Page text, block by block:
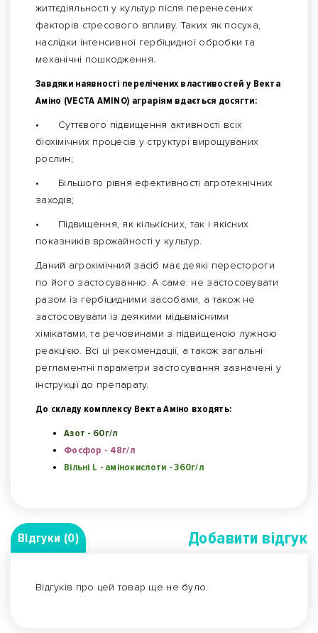
життєдіяльності у культур після перенесених
факторів стресового впливу. Таких як посуха,
наслідки інтенсивної гербіцидної обробки та
механічні пошкодження.
Завдяки наявності перелічених властивостей у Векта
Аміно (VECTA AMINO) аграріям вдається досягти:
•
Суттєвого підвищення активності всіх
біохімічних процесів у структурі вирощуваних
рослин;
•
Більшого рівня ефективності агротехнічних
заходів;
•
Підвищення, як кількісних, так і якісних
показників врожайності у культур.
Даний агрохімічний засіб має деякі перестороги
по його застосуванню. А саме: не застосовувати
разом із гербіцидними засобами, а також не
застосовувати із деякими мідьвмісними
хімікатами, та речовинами з підвищеною лужною
реакцією. Всі ці рекомендації, а також загальні
регламентні параметри застосування зазначені у
інструкції до препарату.
До складу комплексу Векта Аміно входять:
Азот - 60г/л
Фосфор - 48г/л
Вільні L - амінокислоти - 360г/л
Відгуки (0) Добавити вiдгук
Відгуків про цей товар ще не було.